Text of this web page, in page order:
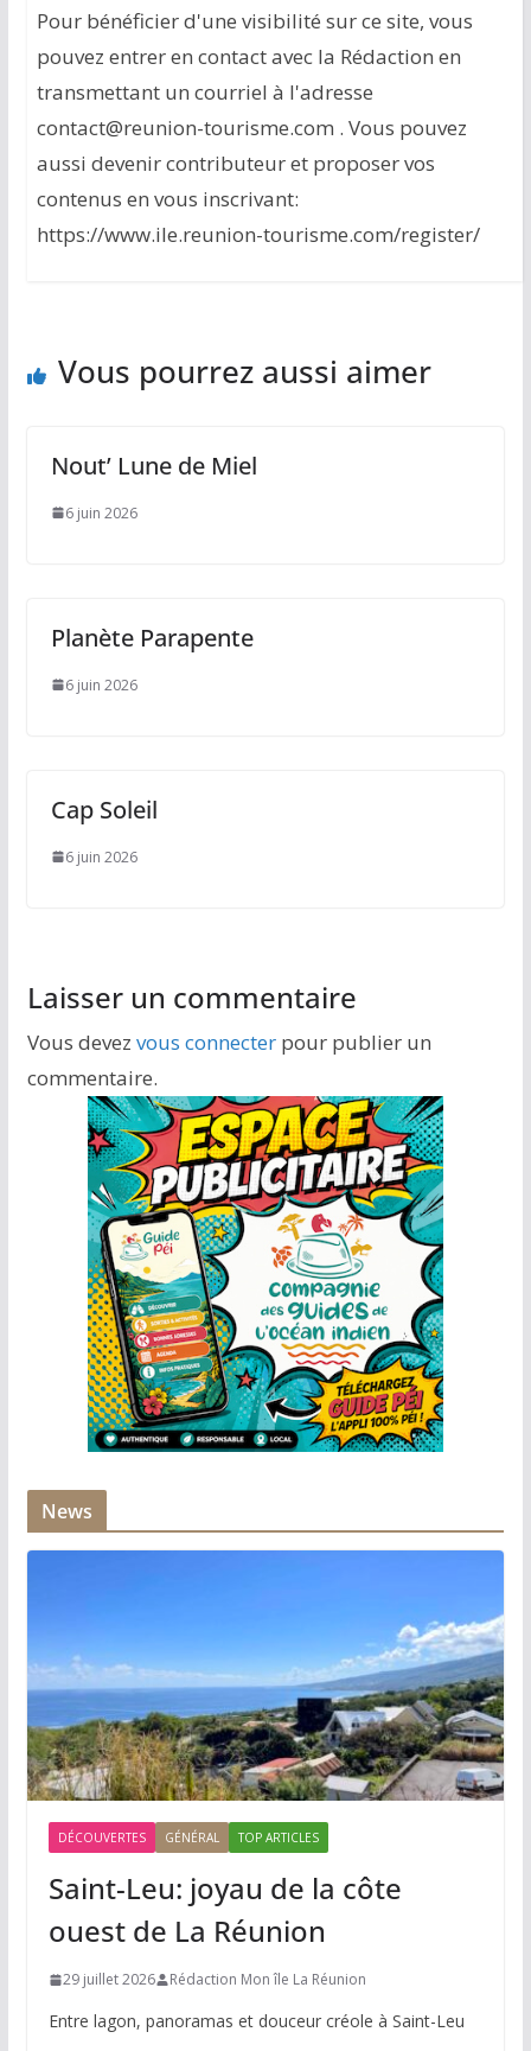
Pour bénéficier d'une visibilité sur ce site, vous
pouvez entrer en contact avec la Rédaction en
transmettant un courriel à l'adresse
contact@reunion-tourisme.com . Vous pouvez
aussi devenir contributeur et proposer vos
contenus en vous inscrivant:
https://www.ile.reunion-tourisme.com/register/
Vous pourrez aussi aimer
Nout’ Lune de Miel
6 juin 2026
Planète Parapente
6 juin 2026
Cap Soleil
6 juin 2026
Laisser un commentaire
Vous devez vous connecterpour publier un
commentaire.
News
DÉCOUVERTES GÉNÉRAL TOP ARTICLES
Saint-Leu: joyau de la côte
ouest de La Réunion
29 juillet 2026 Rédaction Mon île La Réunion
Entre lagon, panoramas et douceur créole à Saint-Leu